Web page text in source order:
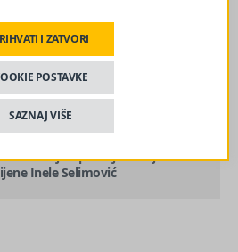
plaća zakazali protest u
dvojice policajaca koji nisu
Inele Selimović
I ZATVORI
POSTAVKE
SAZNAJ VIŠE